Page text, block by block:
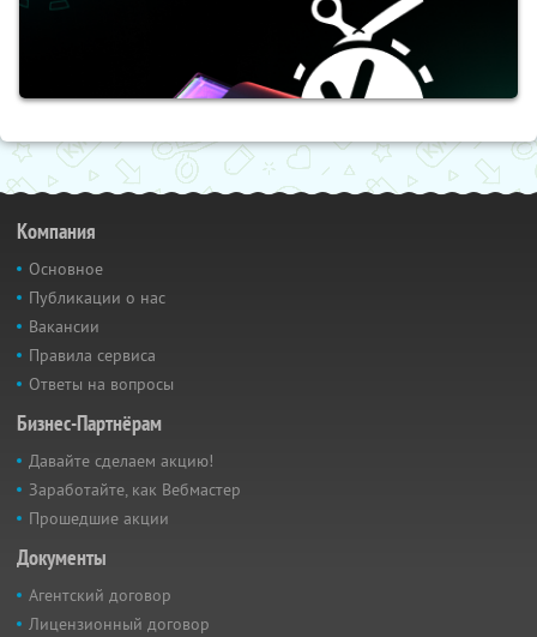
Компания
Основное
Публикации о нас
Вакансии
Правила сервиса
Ответы на вопросы
Бизнес-Партнёрам
Давайте сделаем акцию!
Заработайте, как Вебмастер
Прошедшие акции
Документы
Агентский договор
Лицензионный договор